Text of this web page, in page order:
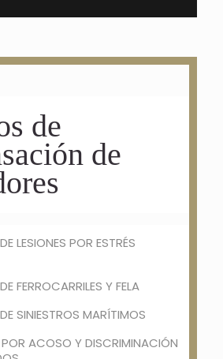
de
de
LESIONES POR ESTRÉS
FERROCARRILES Y FELA
SINIESTROS MARÍTIMOS
ACOSO Y DISCRIMINACIÓN